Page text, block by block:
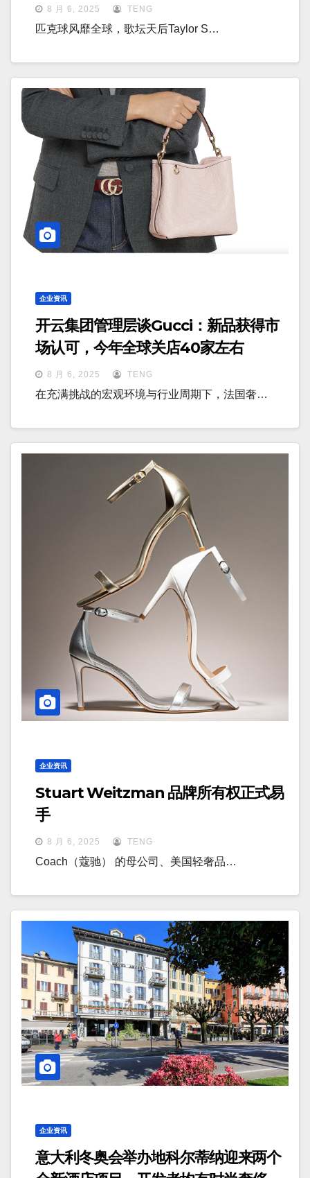
8 月 6, 2025 TENG
匹克球风靡全球，歌坛天后Taylor S…
企业资讯
开云集团管理层谈Gucci：新品获得市
场认可，今年全球关店40家左右
8 月 6, 2025 TENG
在充满挑战的宏观环境与行业周期下，法国奢…
企业资讯
Stuart Weitzman 品牌所有权正式易
手
8 月 6, 2025 TENG
Coach（蔻驰） 的母公司、美国轻奢品…
企业资讯
意大利冬奥会举办地科尔蒂纳迎来两个